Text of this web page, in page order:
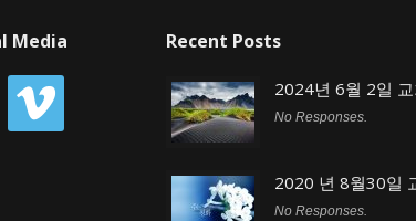
Media
vimeo
Recent Posts
2024년 6월 2일
No Responses.
2020 년 8월30일
No Responses.